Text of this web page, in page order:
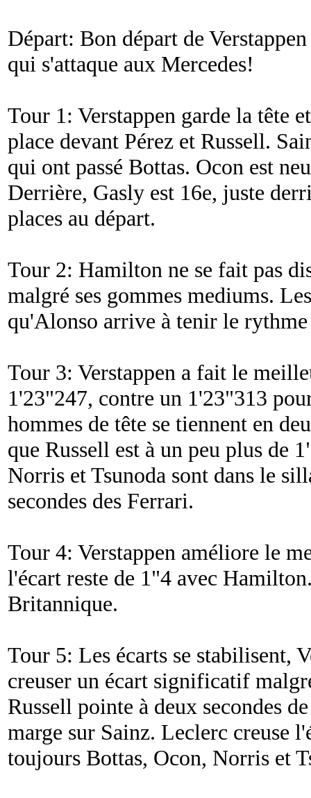
Départ: Bon départ de
qui s'attaque aux Mercedes!
Tour 1: Verstappen garde la tête
place devant Pérez et Russell.
qui ont passé Bottas. Ocon est
Derrière, Gasly est 16e, juste
places au départ.
Tour 2: Hamilton ne se fait pas
malgré ses gommes mediums.
qu'Alonso arrive à tenir le
Tour 3: Verstappen a fait le
1'23"247, contre un 1'23"313
hommes de tête se tiennent en
que Russell est à un peu plus de
Norris et Tsunoda sont dans le
secondes des Ferrari.
Tour 4: Verstappen améliore le
l'écart reste de 1"4 avec
Britannique.
Tour 5: Les écarts se stabilisent,
creuser un écart significatif
Russell pointe à deux secondes
marge sur Sainz. Leclerc creuse
toujours Bottas, Ocon, Norris et